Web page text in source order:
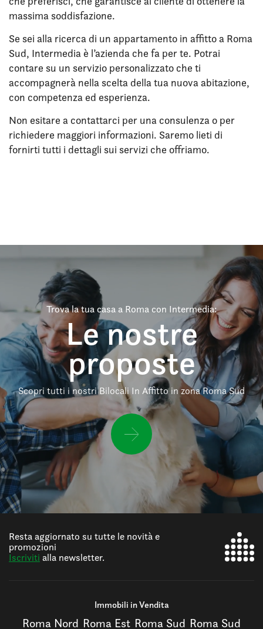
massima soddisfazione.
Se sei alla ricerca di un appartamento in affitto a Roma
Sud, Intermedia è l’azienda che fa per te. Potrai
contare su un servizio personalizzato che ti
accompagnerà nella scelta della tua nuova abitazione,
con competenza ed esperienza.
Non esitare a contattarci per una consulenza o per
richiedere maggiori informazioni. Saremo lieti di
fornirti tutti i dettagli sui servizi che offriamo.
Trova la tua casa a Roma con Intermedia:
Le nostre
proposte
Scopri tutti i nostri Bilocali In Affitto in zona Roma Sud
Resta aggiornato su tutte le novità e
promozioni
Iscriviti alla newsletter.
Immobili in Vendita
Roma Nord Roma Est Roma Sud Roma Sud